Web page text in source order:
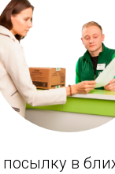
посылку в